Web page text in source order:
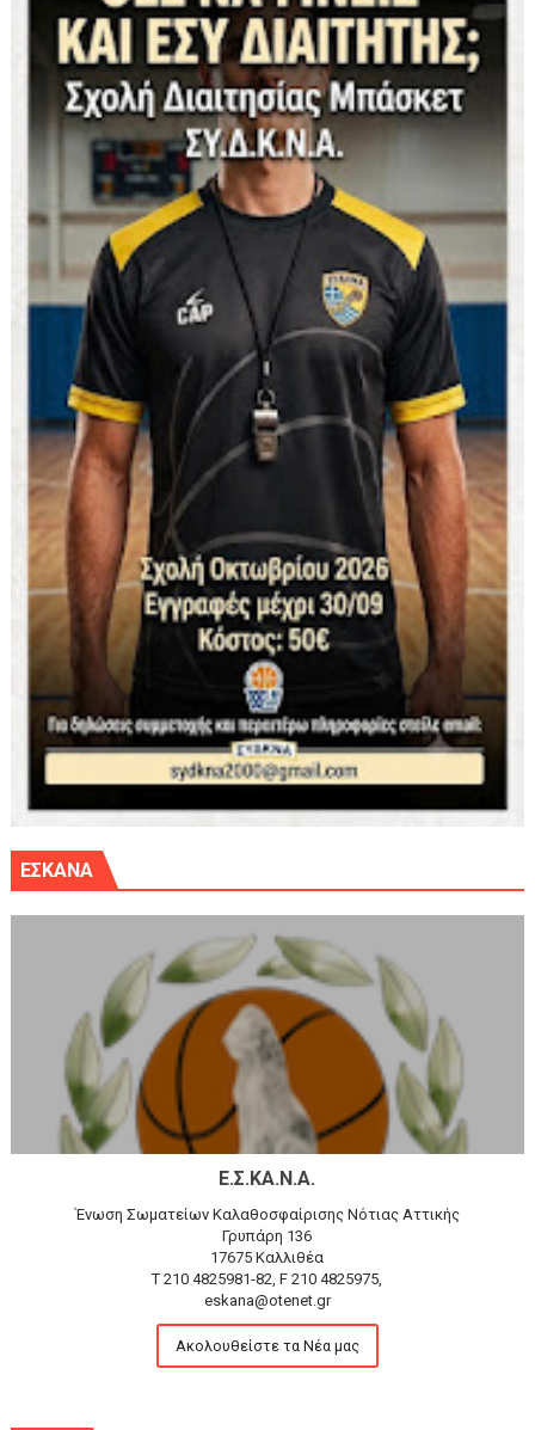
ΕΣΚΑΝΑ
Ε.Σ.ΚΑ.Ν.Α.
Ένωση Σωματείων Καλαθοσφαίρισης Νότιας Αττικής
Γρυπάρη 136
17675 Καλλιθέα
T 210 4825981-82, F 210 4825975,
eskana@otenet.gr
Ακολουθείστε τα Νέα μας